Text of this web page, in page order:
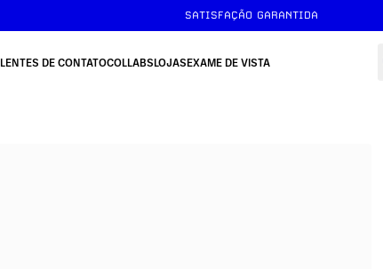
SATISFAÇÃO GARANTIDA
LENTES DE CONTATOCOLLABSLOJASEXAME DE VISTA